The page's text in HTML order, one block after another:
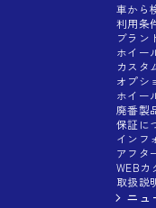
車から
利用条
ブラン
ホイー
カスタ
オプシ
ホイー
廃番製
保証に
インフ
アフタ
WEBカ
取扱説
ニュ